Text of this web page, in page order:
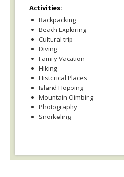
Activities:
Backpacking
Beach Exploring
Cultural trip
Diving
Family Vacation
Hiking
Historical Places
Island Hopping
Mountain Climbing
Photography
Snorkeling